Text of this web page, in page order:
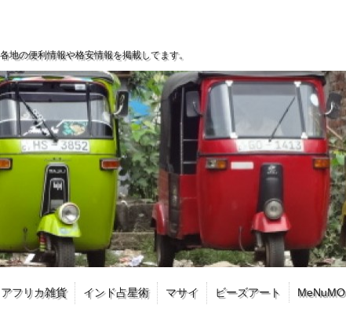
地の便利情報や格安情報を掲載してます。
アフリカ雑貨 インド占星術 マサイ ビーズアート MeNuMO